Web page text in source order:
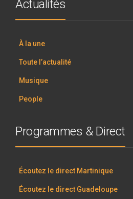
Actualités
À la une
Toute l’actualité
Musique
People
Programmes & Direct
Écoutez le direct Martinique
Écoutez le direct Guadeloupe